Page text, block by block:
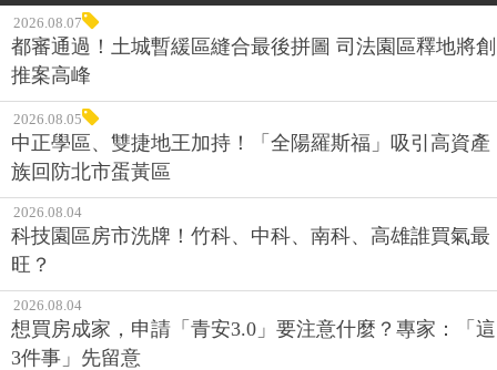
2026.08.07
都審通過！土城暫緩區縫合最後拼圖 司法園區釋地將創
推案高峰
2026.08.05
中正學區、雙捷地王加持！「全陽羅斯福」吸引高資產
族回防北市蛋黃區
2026.08.04
科技園區房市洗牌！竹科、中科、南科、高雄誰買氣最
旺？
2026.08.04
想買房成家，申請「青安3.0」要注意什麼？專家：「這
3件事」先留意